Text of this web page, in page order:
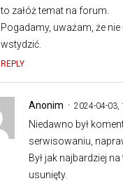
to załóż temat na forum.
Pogadamy, uważam, że
wstydzić.
REPLY
Anonim 2024-04-03,
Niedawno był
serwisowaniu,
Był jak najbardziej
usunięty.